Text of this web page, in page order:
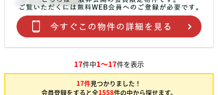
17件中1～17件を表示
17件見つかりました！
会員登録をすると全1558件の中から探せます。